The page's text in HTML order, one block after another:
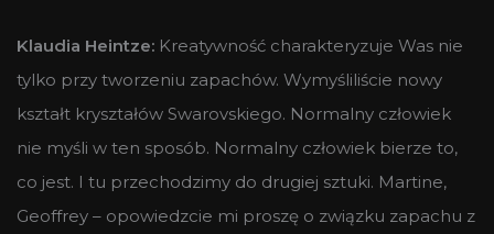
Klaudia Heintze: Kreatywność charakteryzuje Was nie
tylko przy tworzeniu zapachów. Wymyśliliście nowy
kształt kryształów Swarovskiego. Normalny człowiek
nie myśli w ten sposób. Normalny człowiek bierze to,
co jest. I tu przechodzimy do drugiej sztuki. Martine,
Geoffrey – opowiedzcie mi proszę o związku zapachu z